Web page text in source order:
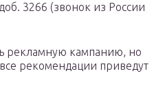
3266 (звонок из России
рекламную кампанию, но
рекомендации приведут